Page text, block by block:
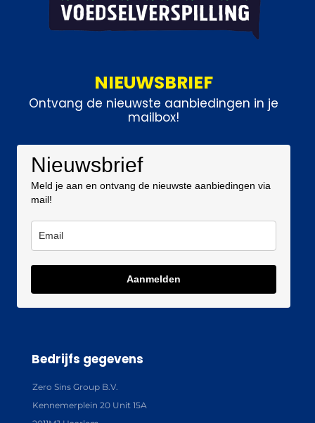
NIEUWSBRIEF
Ontvang de nieuwste aanbiedingen in je
mailbox!
Nieuwsbrief
Meld je aan en ontvang de nieuwste aanbiedingen via
mail!
Aanmelden
Bedrijfs gegevens
Zero Sins Group B.V.
Kennemerplein 20 Unit 15A